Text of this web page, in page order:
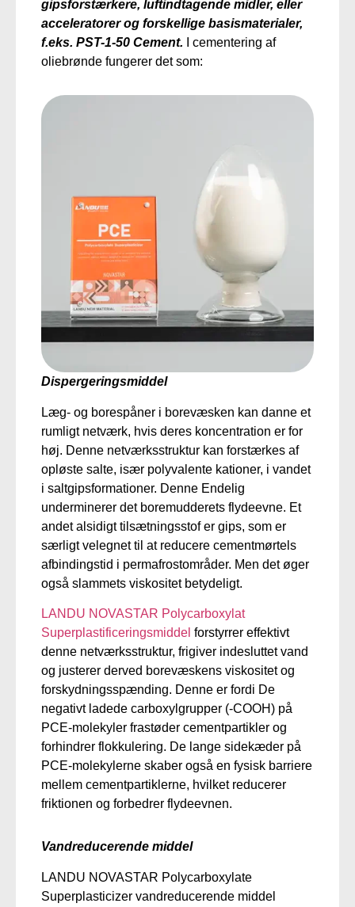
gipsforstærkere, luftindtagende midler, eller
acceleratorer og forskellige basismaterialer,
f.eks. PST-1-50 Cement. I cementering af
oliebrønde fungerer det som:
Dispergeringsmiddel
Læg- og borespåner i borevæsken kan danne et
rumligt netværk, hvis deres koncentration er for
høj. Denne netværksstruktur kan forstærkes af
opløste salte, især polyvalente kationer, i vandet
i saltgipsformationer. Denne Endelig
underminerer det boremudderets flydeevne. Et
andet alsidigt tilsætningsstof er gips, som er
særligt velegnet til at reducere cementmørtels
afbindingstid i permafrostområder. Men det øger
også slammets viskositet betydeligt.
LANDU NOVASTAR Polycarboxylat
Superplastificeringsmiddel forstyrrer effektivt
denne netværksstruktur, frigiver indesluttet vand
og justerer derved borevæskens viskositet og
forskydningsspænding. Denne er fordi De
negativt ladede carboxylgrupper (-COOH) på
PCE-molekyler frastøder cementpartikler og
forhindrer flokkulering. De lange sidekæder på
PCE-molekylerne skaber også en fysisk barriere
mellem cementpartiklerne, hvilket reducerer
friktionen og forbedrer flydeevnen.
Vandreducerende middel
LANDU NOVASTAR Polycarboxylate
Superplasticizer vandreducerende middel